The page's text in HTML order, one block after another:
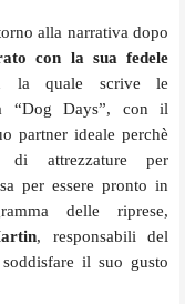
alla narrativa dopo
con la sua fedele
la quale scrive le
“Dog Days”, con il
partner ideale perchè
attrezzature per
per essere pronto in
delle riprese,
, responsabili del
il suo gusto